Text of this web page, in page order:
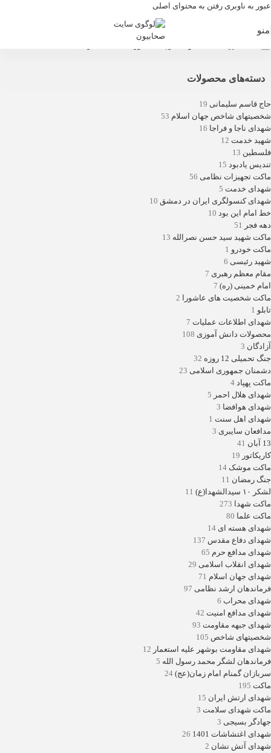
عبور به ناوبری رفتن به محتوای اصلی
منو
دسته‌های محصولات
حاج قاسم سلیمانی 19
شخصیتهای شاخص جهان اسلام 53
شهدای ناجا و فراجا 16
شهید خدمت 12
فلسطین 13
تندیس یادبود 15
ماکت تجهیزات نظامی 56
شهدای خدمت 5
شهدای کنسولگری ایران در دمشق 10
خط امام این بود 10
دهه فجر 51
ماکت شهید سید حسن نصرالله 13
ماکت خودرو 1
شهید رئیسی 6
مقام معظم رهبری 7
امام خمینی (ره) 7
ماکت شخصیت های عاشورا
2
تابلو 1
شهدای اطلاعات عملیات 7
محصولات دانش آموزی 108
آزادگان 3
جنگ تحمیلی 12 روزه
32
دشمنان جمهوری اسلامی 23
ماکت پهپاد 4
شهدای هلال احمر 5
شهدای هوافضا 3
شهدای اهل سنت 1
مدافعان سایبری 3
13 آبان
41
کاریکاتور 19
ماکت موشک 14
جنگ رمضان 11
لشکر ۱۰ سیدالشهدا(ع)
11
ماکت شهدا 273
ماکت علما 80
شهدای هسته ای 14
شهدای دفاع مقدس 137
شهدای مدافع حرم 65
شهدای انقلاب اسلامی 29
شهدای جهان اسلام 71
فرماندهان ارشد نظامی 97
شهدای محراب 6
شهدای مدافع امنیت 42
شهدای جبهه مقاومت 93
شخصیتهای شاخص 105
شهدای مقاومت بوشهر علیه استعمار 12
فرماندهان لشگر محمد رسول الله 5
سربازان گمنام امام زمان(عج) 24
ماکت 195
شهدای ارتش ایران 15
ماکت شهدای سلامت 3
جهادگر بسیجی 3
شهدای اغتشاشات 1401
26
شهدای آتش نشان 2